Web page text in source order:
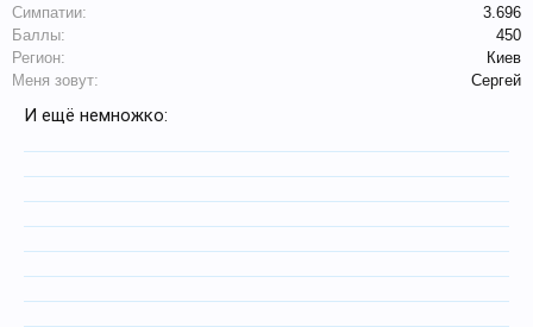
Симпатии:
3.696
Баллы:
450
Регион:
Киев
Меня зовут:
Сергей
И ещё немножко: